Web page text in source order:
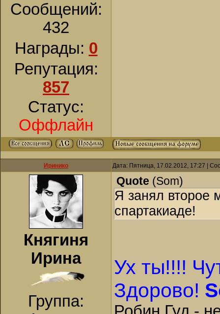
Сообщений:
432
Награды: 0
Репутация:
857
Статус:
Оффлайн
Иринико Дата: Пятница, 17.02.2012, 17:27 |
Княгиня
Ирина
Группа:
Quote (Som)
Я занял второе
спартакиаде!
Ух ты!!!!
Здорово!